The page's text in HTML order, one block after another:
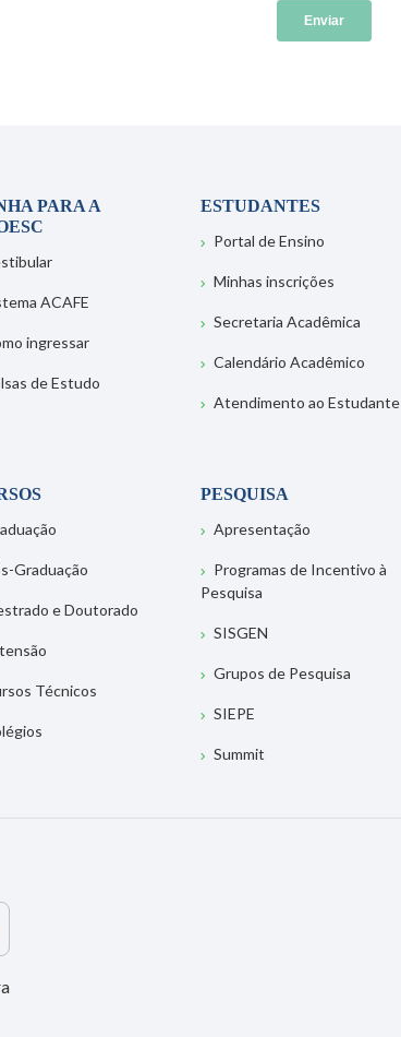
PARA A
ACAFE
ingressar
de Estudo
ESTUDANTES
Portal de Ensino
Minhas inscrições
Secretaria Acadêmica
Calendário Acadêmico
Atendimento ao Estudante
Graduação
e Doutorado
Técnicos
PESQUISA
Apresentação
Programas de Incentivo à
Pesquisa
SISGEN
Grupos de Pesquisa
SIEPE
Summit